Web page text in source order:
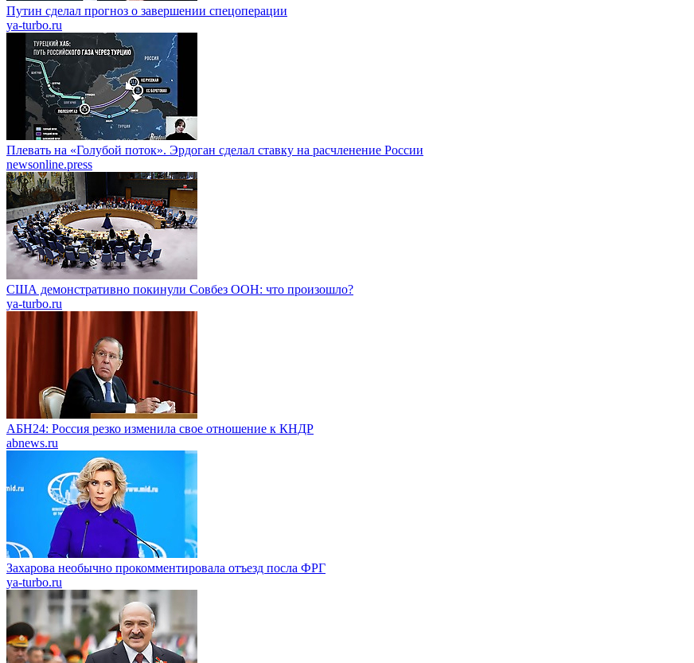
Путин сделал прогноз о завершении спецоперации
ya-turbo.ru
Плевать на «Голубой поток». Эрдоган сделал ставку на расчленение России
newsonline.press
США демонстративно покинули Совбез ООН: что произошло?
ya-turbo.ru
АБН24: Россия резко изменила свое отношение к КНДР
abnews.ru
Захарова необычно прокомментировала отъезд посла ФРГ
ya-turbo.ru